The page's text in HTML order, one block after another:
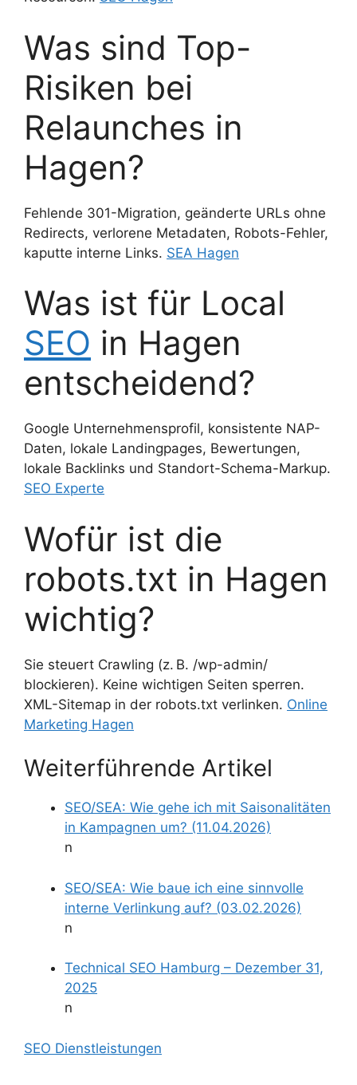
Was sind Top-
Risiken bei
Relaunches in
Hagen?
Fehlende 301-Migration, geänderte URLs ohne
Redirects, verlorene Metadaten, Robots-Fehler,
kaputte interne Links. SEA Hagen
Was ist für Local
SEO in Hagen
entscheidend?
Google Unternehmensprofil, konsistente NAP-
Daten, lokale Landingpages, Bewertungen,
lokale Backlinks und Standort-Schema-Markup.
SEO Experte
Wofür ist die
robots.txt in Hagen
wichtig?
Sie steuert Crawling (z. B. /wp-admin/
blockieren). Keine wichtigen Seiten sperren.
XML-Sitemap in der robots.txt verlinken. Online
Marketing Hagen
Weiterführende Artikel
SEO/SEA: Wie gehe ich mit Saisonalitäten
in Kampagnen um? (11.04.2026)
n
SEO/SEA: Wie baue ich eine sinnvolle
interne Verlinkung auf? (03.02.2026)
n
Technical SEO Hamburg – Dezember 31,
2025
n
SEO Dienstleistungen